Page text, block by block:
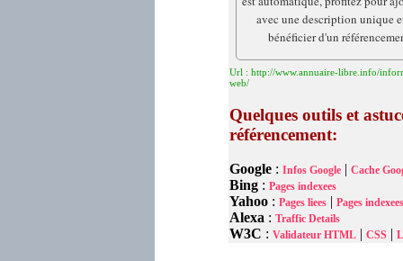
avec une description unique
bénéficier d'un
Url : http://www.annuaire-libre.info/
web/
Quelques outils et
référencement:
Google: Infos Google| Cache
Bing: Pages indexees
Yahoo: Pages liees| Pages indexees
Alexa: Traffic Details
W3C : Validateur HTML| CSS |